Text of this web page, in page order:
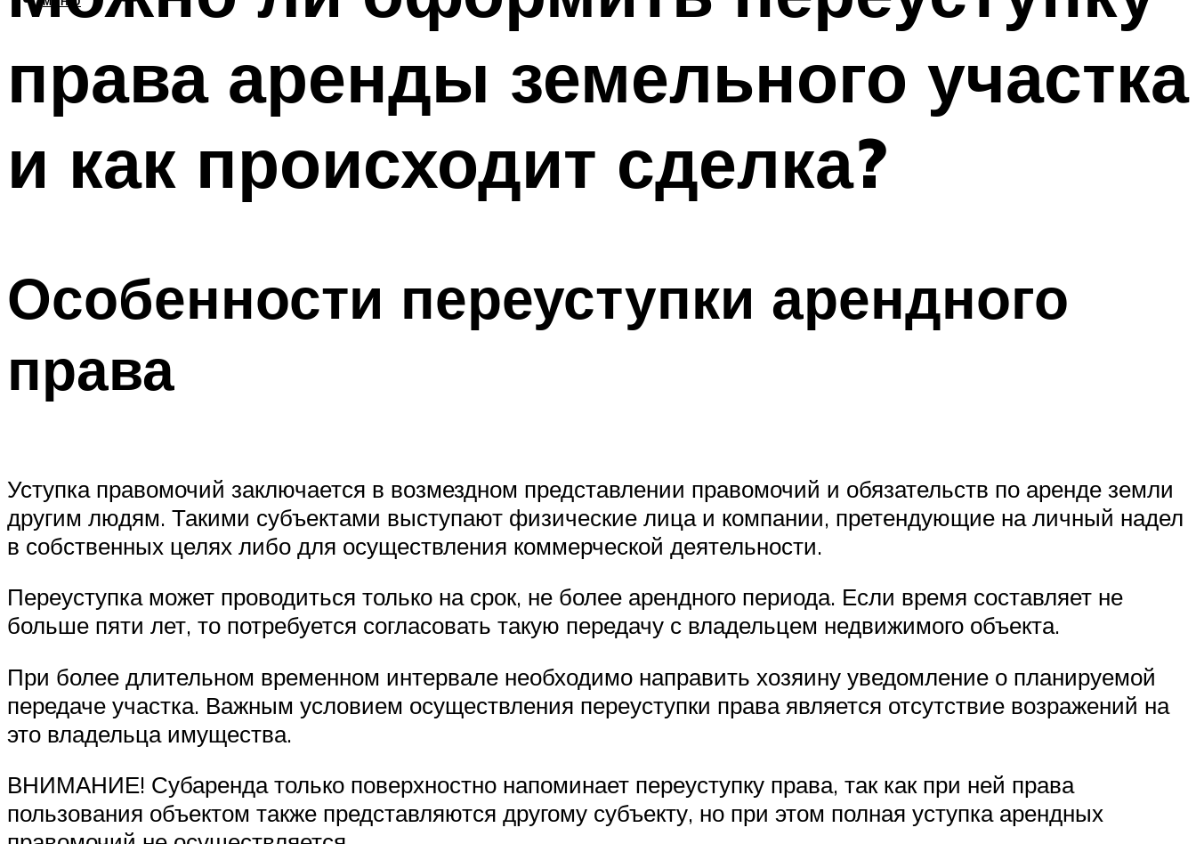
права аренды земельного участка
и как происходит сделка?
Особенности переуступки арендного
права
Уступка правомочий заключается в возмездном представлении правомочий и обязательств по аренде земли
другим людям. Такими субъектами выступают физические лица и компании, претендующие на личный надел
в собственных целях либо для осуществления коммерческой деятельности.
Переуступка может проводиться только на срок, не более арендного периода. Если время составляет не
больше пяти лет, то потребуется согласовать такую передачу с владельцем недвижимого объекта.
При более длительном временном интервале необходимо направить хозяину уведомление о планируемой
передаче участка. Важным условием осуществления переуступки права является отсутствие возражений на
это владельца имущества.
ВНИМАНИЕ! Субаренда только поверхностно напоминает переуступку права, так как при ней права
пользования объектом также представляются другому субъекту, но при этом полная уступка арендных